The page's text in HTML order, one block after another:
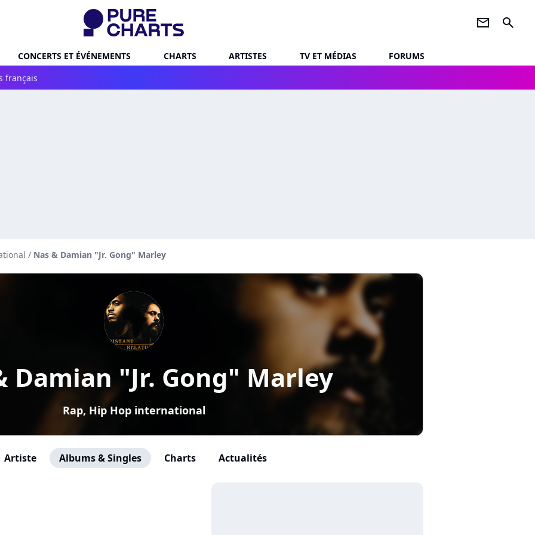
newsletter search
CONCERTS ET ÉVÉNEMENTS CHARTS ARTISTES TV ET MÉDIAS
FORUMS
français
/ Nas & Damian "Jr. Gong" Marley
Damian "Jr. Gong" Marley
Rap, Hip Hop international
Artiste Albums & Singles Charts Actualités